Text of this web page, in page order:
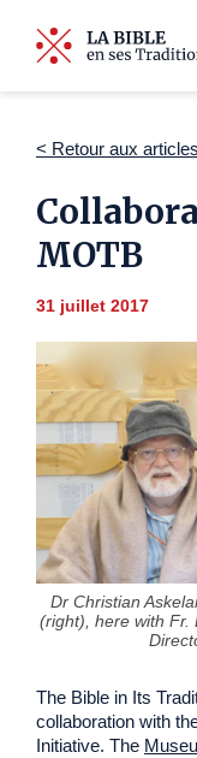
< Retour aux articles
MOTB
31 juillet 2017
Dr Christian
(right), here with Fr.
The Bible in Its
collaboration with
Initiative. The